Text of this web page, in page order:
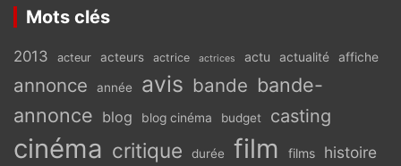
Mots clés
2013 acteur acteurs actrice actrices actu actualité affiche
annonce année avis bande bande-
annonce blog blog cinéma budget casting
cinéma critique durée film films histoire